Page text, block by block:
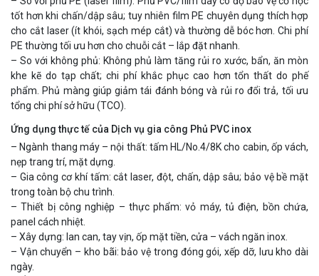
tốt hơn khi chấn/dập sâu; tuy nhiên film PE chuyên dụng thích hợp
cho cắt laser (ít khói, sạch mép cắt) và thường dễ bóc hơn. Chi phí
PE thường tối ưu hơn cho chuỗi cắt – lắp đặt nhanh.
– So với không phủ: Không phủ làm tăng rủi ro xước, bẩn, ăn mòn
khe kẽ do tạp chất; chi phí khắc phục cao hơn tổn thất do phế
phẩm. Phủ màng giúp giảm tái đánh bóng và rủi ro đổi trả, tối ưu
tổng chi phí sở hữu (TCO).
Ứng dụng thực tế của Dịch vụ gia công Phủ PVC inox
– Ngành thang máy – nội thất: tấm HL/No.4/8K cho cabin, ốp vách,
nẹp trang trí, mặt dựng.
– Gia công cơ khí tấm: cắt laser, đột, chấn, dập sâu; bảo vệ bề mặt
trong toàn bộ chu trình.
– Thiết bị công nghiệp – thực phẩm: vỏ máy, tủ điện, bồn chứa,
panel cách nhiệt.
– Xây dựng: lan can, tay vịn, ốp mặt tiền, cửa – vách ngăn inox.
– Vận chuyển – kho bãi: bảo vệ trong đóng gói, xếp dỡ, lưu kho dài
ngày.